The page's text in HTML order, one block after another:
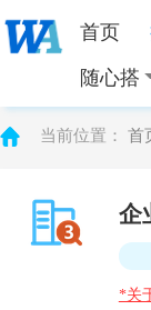
首页
随心搭
当前位置： 首
企
*关